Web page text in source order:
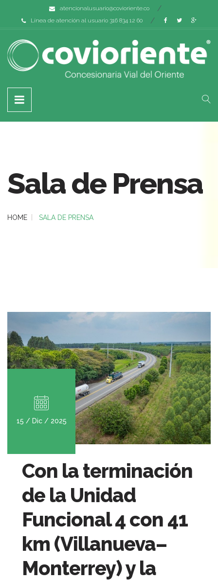
atencionalusuario@covioriente.co
Línea de atención al usuario 316 834 12 60
Sala de Prensa
HOME SALA DE PRENSA
15 / Dic / 2025
Con la terminación
de la Unidad
Funcional 4 con 41
km (Villanueva–
Monterrey) y la